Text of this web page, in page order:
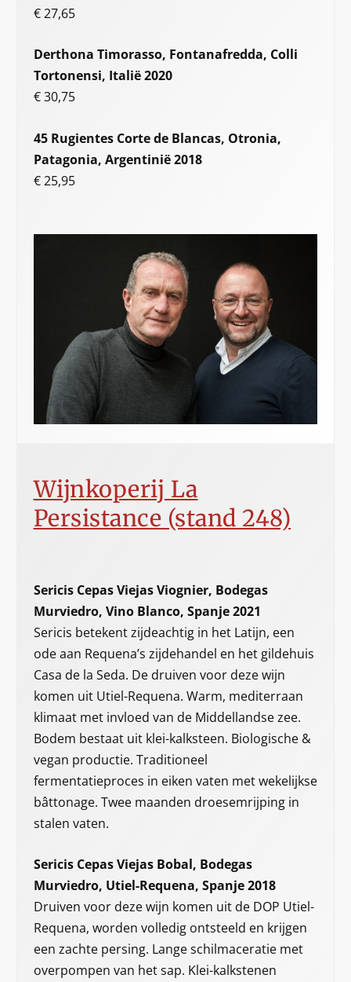
€ 27,65
Derthona Timorasso, Fontanafredda, Colli
Tortonensi, Italië 2020
€ 30,75
45 Rugientes Corte de Blancas, Otronia,
Patagonia, Argentinië 2018
€ 25,95
Wijnkoperij La
Persistance (stand 248)
Sericis Cepas Viejas Viognier, Bodegas
Murviedro, Vino Blanco, Spanje 2021
Sericis betekent zijdeachtig in het Latijn, een
ode aan Requena’s zijdehandel en het gildehuis
Casa de la Seda. De druiven voor deze wijn
komen uit Utiel-Requena. Warm, mediterraan
klimaat met invloed van de Middellandse zee.
Bodem bestaat uit klei-kalksteen. Biologische &
vegan productie. Traditioneel
fermentatieproces in eiken vaten met wekelijkse
bâttonage. Twee maanden droesemrijping in
stalen vaten.
Sericis Cepas Viejas Bobal, Bodegas
Murviedro, Utiel-Requena, Spanje 2018
Druiven voor deze wijn komen uit de DOP Utiel-
Requena, worden volledig ontsteeld en krijgen
een zachte persing. Lange schilmaceratie met
overpompen van het sap. Klei-kalkstenen